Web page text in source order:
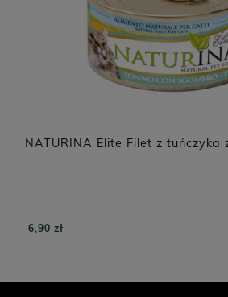
NATURINA Elite Filet z tuńczyka
6,90 zł